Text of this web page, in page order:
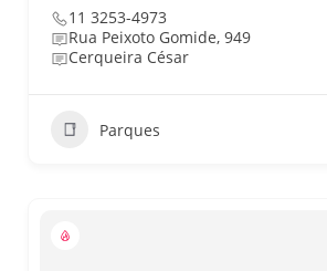
11 3253-4973
Rua Peixoto Gomide, 949
Cerqueira César
Parques